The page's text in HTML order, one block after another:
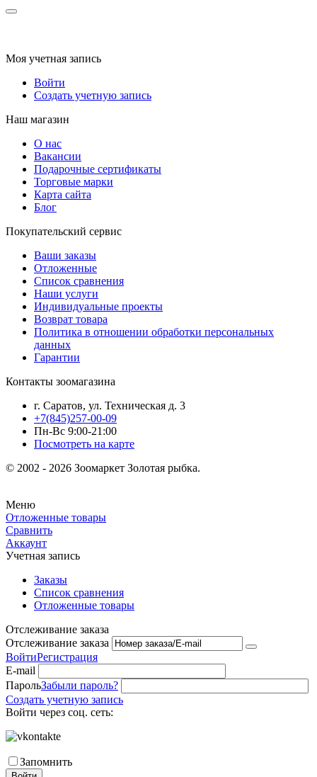
Моя учетная запись
Войти
Создать учетную запись
Наш магазин
О нас
Вакансии
Подарочные сертификаты
Торговые марки
Карта сайта
Блог
Покупательский сервис
Ваши заказы
Отложенные
Список сравнения
Наши услуги
Индивидуальные проекты
Возврат товара
Политика в отношении обработки персональных
данных
Гарантии
Контакты зоомагазина
г. Саратов, ул. Техническая д. 3
+7(845)257-00-09
Пн-Вс 9:00-21:00
Посмотреть на карте
© 2002 - 2026 Зоомаркет Золотая рыбка.
Меню
Отложенные товары
Сравнить
Аккаунт
Учетная запись
Заказы
Список сравнения
Отложенные товары
Отслеживание заказа
Отслеживание заказа
ВойтиРегистрация
E-mail
ПарольЗабыли пароль?
Создать учетную запись
Войти через соц. сеть:
Запомнить